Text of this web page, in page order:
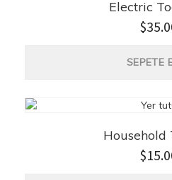
Electric
$
SEPETE
Household
$